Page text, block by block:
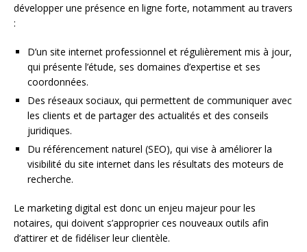
développer une présence en ligne forte, notamment au travers
:
D’un site internet professionnel et régulièrement mis à jour,
qui présente l’étude, ses domaines d’expertise et ses
coordonnées.
Des réseaux sociaux, qui permettent de communiquer avec
les clients et de partager des actualités et des conseils
juridiques.
Du référencement naturel (SEO), qui vise à améliorer la
visibilité du site internet dans les résultats des moteurs de
recherche.
Le marketing digital est donc un enjeu majeur pour les
notaires, qui doivent s’approprier ces nouveaux outils afin
d’attirer et de fidéliser leur clientèle.